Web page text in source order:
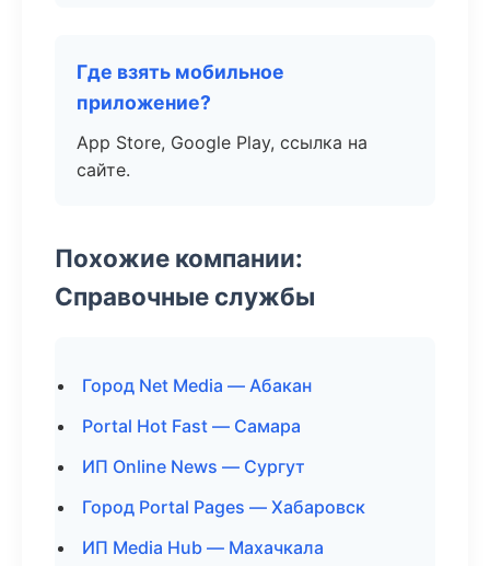
Где взять мобильное
приложение?
App Store, Google Play, ссылка на
сайте.
Похожие компании:
Справочные службы
Город Net Media — Абакан
Portal Hot Fast — Самара
ИП Online News — Сургут
Город Portal Pages — Хабаровск
ИП Media Hub — Махачкала